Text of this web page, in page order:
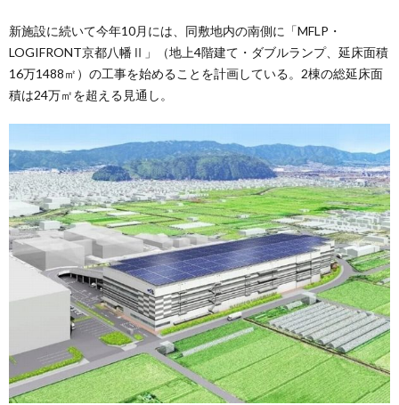
新施設に続いて今年10月には、同敷地内の南側に「MFLP・
LOGIFRONT京都八幡Ⅱ」（地上4階建て・ダブルランプ、延床面積
16万1488㎡）の工事を始めることを計画している。2棟の総延床面
積は24万㎡を超える見通し。